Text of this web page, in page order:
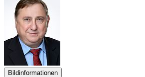
Bildinformationen